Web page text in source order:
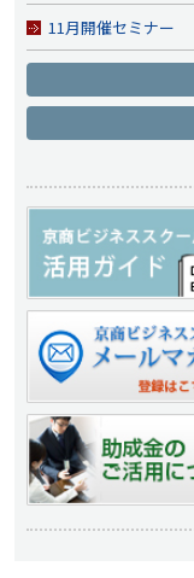
11月開催セミナー